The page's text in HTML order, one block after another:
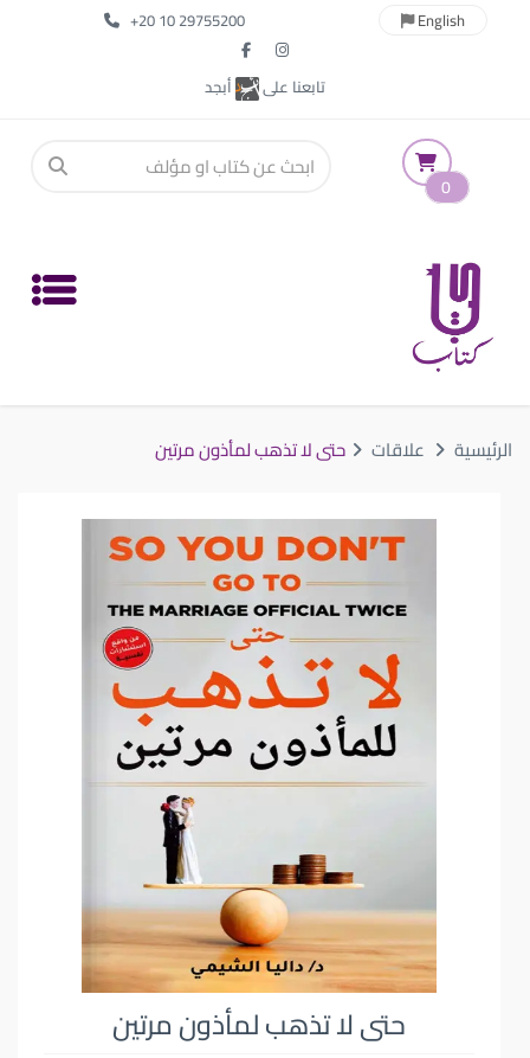
+20 10 29755200
تابعنا على أبجد
English
0
الرئيسية علاقات حتى لا تذهب لمأذون مرتين
حتى لا تذهب لمأذون مرتين